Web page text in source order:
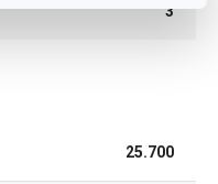
3
25.700